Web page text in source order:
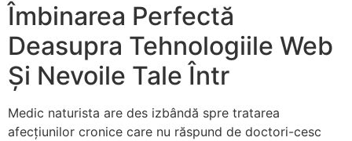
Îmbinarea Perfectă
Deasupra Tehnologiile Web
Și Nevoile Tale Într
Medic naturista are des izbândă spre tratarea
afecțiunilor cronice care nu răspund de doctori-cesc